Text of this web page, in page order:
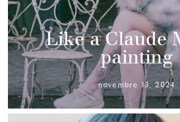
Like a Claude
painting
novembre 13, 2024